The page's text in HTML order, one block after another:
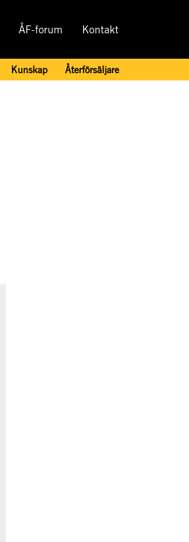
ÅF-forum Kontakt
Kunskap Återförsäljare